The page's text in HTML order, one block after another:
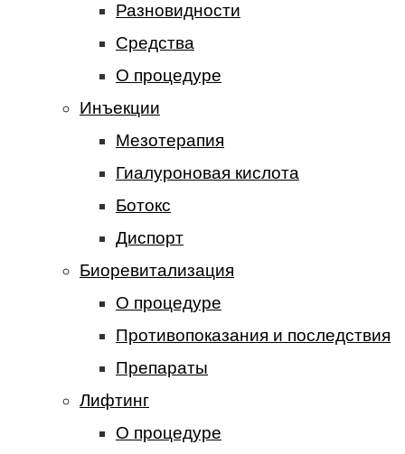
Разновидности
Средства
О процедуре
Инъекции
Мезотерапия
Гиалуроновая кислота
Ботокс
Диспорт
Биоревитализация
О процедуре
Противопоказания и последствия
Препараты
Лифтинг
О процедуре